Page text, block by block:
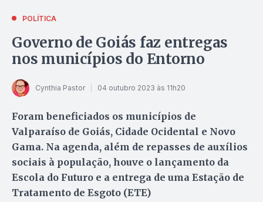
POLÍTICA
Governo de Goiás faz entregas
nos municípios do Entorno
Cynthia Pastor 04 outubro 2023 às 11h20
Foram beneficiados os municípios de
Valparaíso de Goiás, Cidade Ocidental e Novo
Gama. Na agenda, além de repasses de auxílios
sociais à população, houve o lançamento da
Escola do Futuro e a entrega de uma Estação de
Tratamento de Esgoto (ETE)